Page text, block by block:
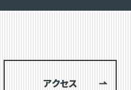
アクセス